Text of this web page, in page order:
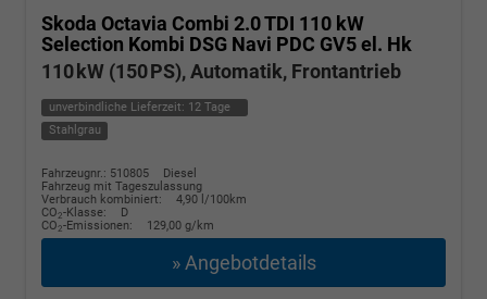
Skoda Octavia Combi 2.0 TDI 110 kW
Selection Kombi DSG Navi PDC GV5 el. Hk
110 kW (150 PS), Automatik, Frontantrieb
unverbindliche Lieferzeit: 12 Tage
Stahlgrau
Fahrzeugnr.: 510805
Diesel
Fahrzeug mit Tageszulassung
Verbrauch kombiniert:
4,90 l/100km
CO2-Klasse:
D
CO2-Emissionen: 129,00 g/km
» Angebotdetails